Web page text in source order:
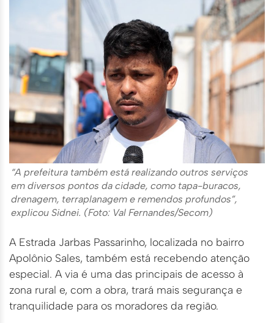
“A prefeitura também está realizando outros serviços
em diversos pontos da cidade, como tapa-buracos,
drenagem, terraplanagem e remendos profundos”,
explicou Sidnei. (Foto: Val Fernandes/Secom)
A Estrada Jarbas Passarinho, localizada no bairro
Apolônio Sales, também está recebendo atenção
especial. A via é uma das principais de acesso à
zona rural e, com a obra, trará mais segurança e
tranquilidade para os moradores da região.